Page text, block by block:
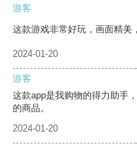
游客
这款游戏非常好玩，画面精美
2024-01-20
游客
这款app是我购物的得力助手
的商品。
2024-01-20